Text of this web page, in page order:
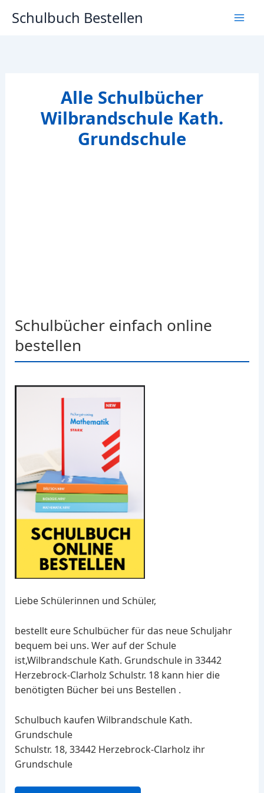
InhaltSchulbuch Bestellen
Alle Schulbücher
Wilbrandschule Kath.
Grundschule
Schulbücher einfach online
bestellen
Liebe Schülerinnen und Schüler,
bestellt eure Schulbücher für das neue Schuljahr
bequem bei uns. Wer auf der Schule
ist,Wilbrandschule Kath. Grundschule in 33442
Herzebrock-Clarholz Schulstr. 18 kann hier die
benötigten Bücher bei uns Bestellen .
Schulbuch kaufen Wilbrandschule Kath.
Grundschule
Schulstr. 18, 33442 Herzebrock-Clarholz ihr
Grundschule